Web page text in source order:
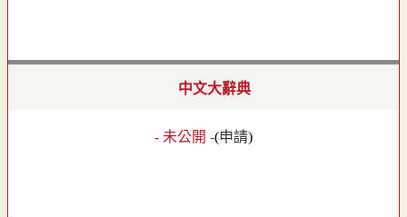
中文大辭典
- 未公開 -(申請)